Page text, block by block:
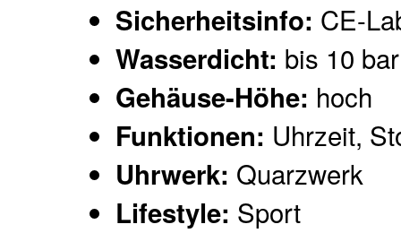
Sicherheitsinfo: CE-
Wasserdicht: bis 10 bar
Gehäuse-Höhe: hoch
Funktionen: Uhrzeit,
Uhrwerk: Quarzwerk
Lifestyle: Sport